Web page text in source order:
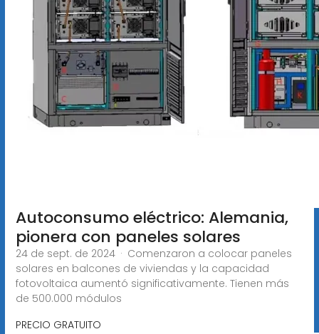
Autoconsumo eléctrico: Alemania,
pionera con paneles solares
24 de sept. de 2024 · Comenzaron a colocar paneles
solares en balcones de viviendas y la capacidad
fotovoltaica aumentó significativamente. Tienen más
de 500.000 módulos
PRECIO GRATUITO